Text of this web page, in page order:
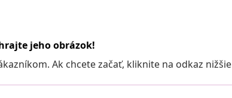
jeho obrázok!
Ak chcete začať, kliknite na odkaz nižšie